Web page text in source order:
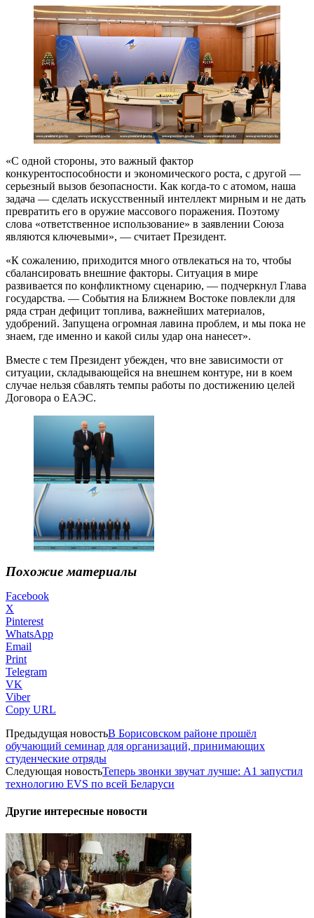
«С одной стороны, это важный фактор
конкурентоспособности и экономического роста, с другой —
серьезный вызов безопасности. Как когда-то с атомом, наша
задача — сделать искусственный интеллект мирным и не дать
превратить его в оружие массового поражения. Поэтому
слова «ответственное использование» в заявлении Союза
являются ключевыми», — считает Президент.
«К сожалению, приходится много отвлекаться на то, чтобы
сбалансировать внешние факторы. Ситуация в мире
развивается по конфликтному сценарию, — подчеркнул Глава
государства. — События на Ближнем Востоке повлекли для
ряда стран дефицит топлива, важнейших материалов,
удобрений. Запущена огромная лавина проблем, и мы пока не
знаем, где именно и какой силы удар она нанесет».
Вместе с тем Президент убежден, что вне зависимости от
ситуации, складывающейся на внешнем контуре, ни в коем
случае нельзя сбавлять темпы работы по достижению целей
Договора о ЕАЭС.
Похожие материалы
Facebook
X
Pinterest
WhatsApp
Email
Print
Telegram
VK
Viber
Copy URL
Предыдущая новостьВ Борисовском районе прошёл
обучающий семинар для организаций, принимающих
студенческие отряды
Следующая новостьТеперь звонки звучат лучше: А1 запустил
технологию EVS по всей Беларуси
Другие интересные новости